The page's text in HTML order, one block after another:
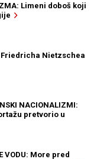
Limeni doboš koji
Friedricha Nietzschea
NACIONALIZMI:
pretvorio u
VODU: More pred